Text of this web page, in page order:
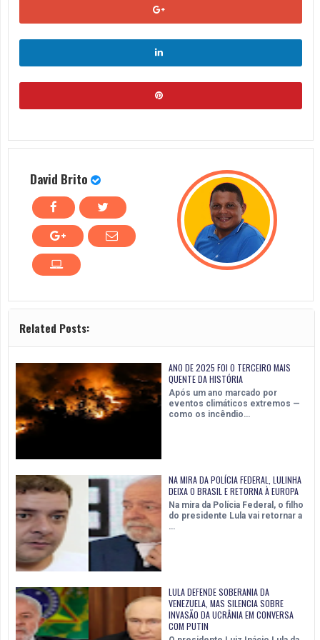
David Brito
Related Posts:
ANO DE 2025 FOI O TERCEIRO MAIS
QUENTE DA HISTÓRIA
Após um ano marcado por
eventos climáticos extremos —
como os incêndio…
NA MIRA DA POLÍCIA FEDERAL, LULINHA
DEIXA O BRASIL E RETORNA À EUROPA
Na mira da Polícia Federal, o filho
do presidente Lula vai retornar a
…
LULA DEFENDE SOBERANIA DA
VENEZUELA, MAS SILENCIA SOBRE
INVASÃO DA UCRÂNIA EM CONVERSA
COM PUTIN